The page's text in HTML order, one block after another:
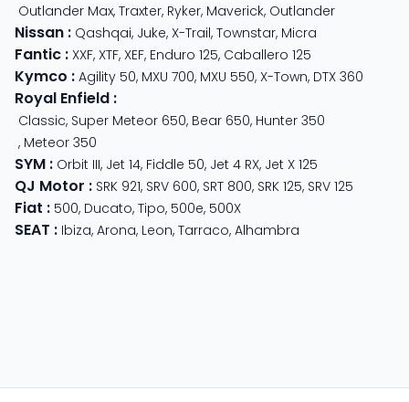
Outlander Max, Traxter, Ryker, Maverick, Outlander
Nissan : Qashqai, Juke, X-Trail, Townstar, Micra
Fantic : XXF, XTF, XEF, Enduro 125, Caballero 125
Kymco : Agility 50, MXU 700, MXU 550, X-Town, DTX 360
Royal Enfield :
Classic, Super Meteor 650, Bear 650, Hunter 350
, Meteor 350
SYM : Orbit III, Jet 14, Fiddle 50, Jet 4 RX, Jet X 125
QJ Motor : SRK 921, SRV 600, SRT 800, SRK 125, SRV 125
Fiat : 500, Ducato, Tipo, 500e, 500X
SEAT : Ibiza, Arona, Leon, Tarraco, Alhambra